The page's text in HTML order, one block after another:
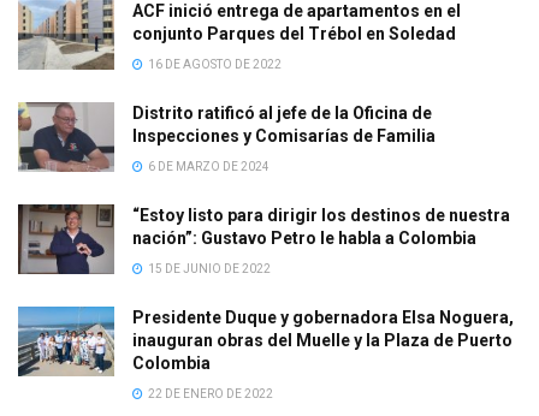
ACF inició entrega de apartamentos en el
conjunto Parques del Trébol en Soledad
16 DE AGOSTO DE 2022
Distrito ratificó al jefe de la Oficina de
Inspecciones y Comisarías de Familia
6 DE MARZO DE 2024
“Estoy listo para dirigir los destinos de nuestra
nación”: Gustavo Petro le habla a Colombia
15 DE JUNIO DE 2022
Presidente Duque y gobernadora Elsa Noguera,
inauguran obras del Muelle y la Plaza de Puerto
Colombia
22 DE ENERO DE 2022